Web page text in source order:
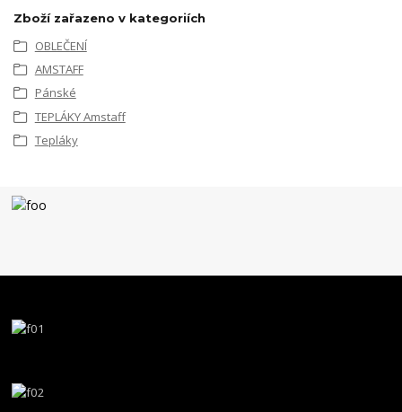
Zboží zařazeno v kategoriích
OBLEČENÍ
AMSTAFF
Pánské
TEPLÁKY Amstaff
Tepláky